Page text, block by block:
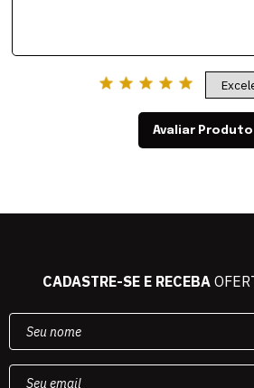
Avaliar Produto
CADASTRE-SE E RECEBA